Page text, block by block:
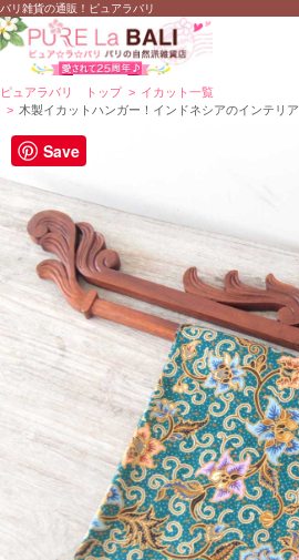
バリ雑貨の通販！ピュアラバリ
ピュアラバリ トップ
イカット一覧
木製イカットハンガー！インドネシアのインテリア
Save